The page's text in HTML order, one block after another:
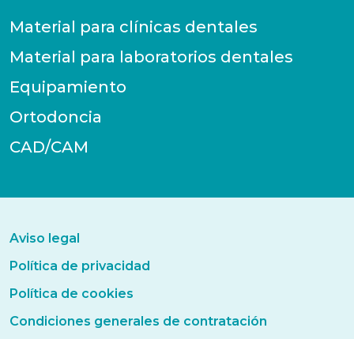
Material para clínicas dentales
Material para laboratorios dentales
Equipamiento
Ortodoncia
CAD/CAM
Aviso legal
Política de privacidad
Política de cookies
Condiciones generales de contratación